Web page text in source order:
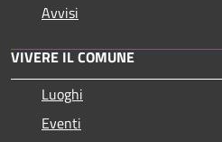
Avvisi
VIVERE IL COMUNE
Luoghi
Eventi